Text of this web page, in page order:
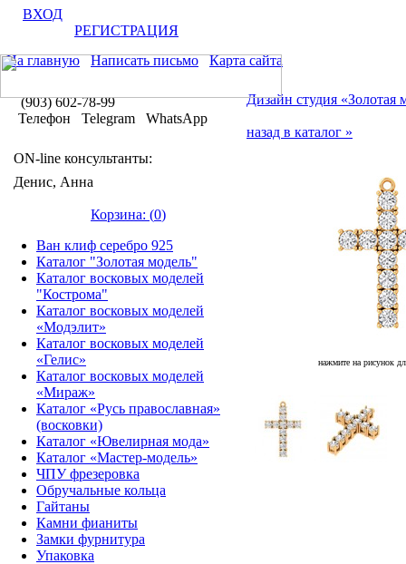
ВХОД
РЕГИСТРАЦИЯ
На главную
Написать письмо Карта сайта
(903) 602-78-99
Телефон Telegram WhatsApp
ON-line консультанты:
Денис, Анна
Корзина: (0)
Ван клиф серебро 925
Каталог "Золотая модель"
Каталог восковых моделей
"Кострома"
Каталог восковых моделей
«Модэлит»
Каталог восковых моделей
«Гелис»
Каталог восковых моделей
«Мираж»
Каталог «Русь православная»
(восковки)
Каталог «Ювелирная мода»
Каталог «Мастер-модель»
ЧПУ фрезеровка
Обручальные кольца
Гайтаны
Камни фианиты
Замки фурнитура
Упаковка
Дизайн студия «Золотая
назад в каталог »
нажмите на рисунок